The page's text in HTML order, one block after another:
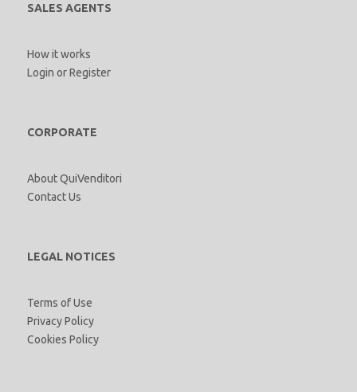
SALES AGENTS
How it works
Login orRegister
CORPORATE
About QuiVenditori
Contact Us
LEGAL NOTICES
Terms of Use
Privacy Policy
Cookies Policy